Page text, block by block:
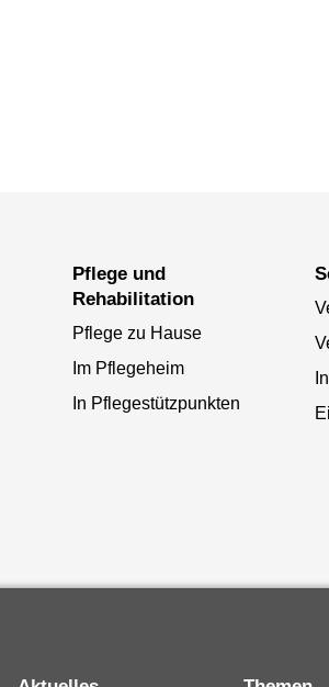
Pflege und
Rehabilitation
Pflege zu Hause
Im Pflegeheim
In Pflegestützpunkten